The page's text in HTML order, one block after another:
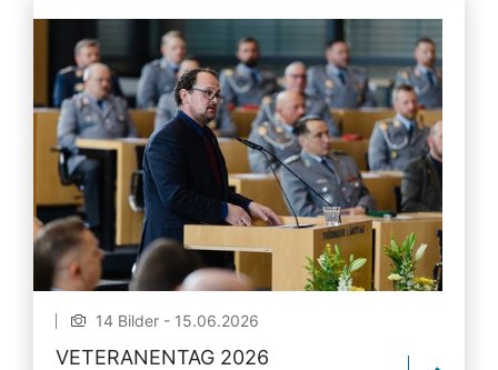
14 Bilder - 15.06.2026
VETERANENTAG 2026